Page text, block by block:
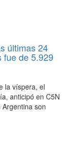
últimas 24
fue de 5.929
la víspera, el
anticipó en C5N
son